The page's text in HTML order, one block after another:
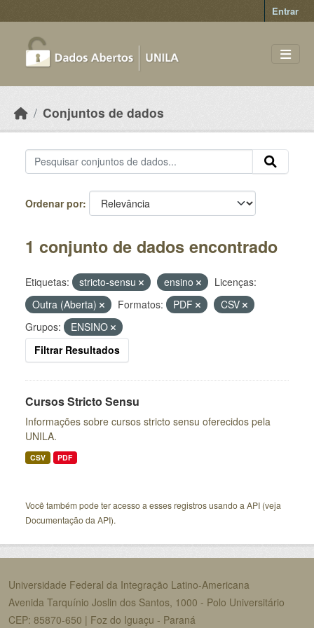
Entrar
Conjuntos de dados
Ordenar por
1 conjunto de dados encontrado
Etiquetas: stricto-sensu ensino
Licenças:
Outra (Aberta)
Formatos: PDF
CSV
Grupos:
ENSINO
Filtrar Resultados
Cursos Stricto Sensu
Informações sobre cursos stricto sensu oferecidos pela
UNILA.
CSV PDF
Você também pode ter acesso a esses registros usando a API (veja
Documentação da API).
Universidade Federal da Integração Latino-Americana
Avenida Tarquínio Joslin dos Santos, 1000 - Polo Universitário
CEP: 85870-650 | Foz do Iguaçu - Paraná